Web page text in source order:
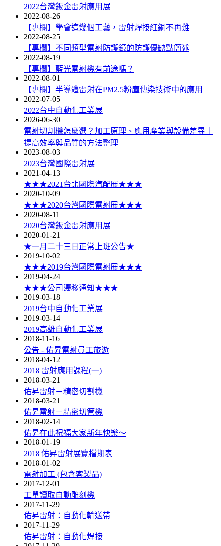
2022台灣鈑金雷射應用展
2022-08-26
【專欄】學會這幾個工藝，雷射焊接紅銅不再難
2022-08-25
【專欄】不同類型雷射防護鏡的防護優缺點簡述
2022-08-19
【專欄】藍光雷射機有前途嗎？
2022-08-01
【專欄】半導體雷射在PM2.5粉塵傳染技術中的應用
2022-07-05
2022台中自動化工業展
2026-06-30
雷射切割機怎麼選？加工原理、應用產業與設備差異｜
提高效率與品質的方法整理
2023-08-03
2023台灣國際雷射展
2021-04-13
★★★2021台北國際汽配展★★★
2020-10-09
★★★2020台灣國際雷射展★★★
2020-08-11
2020台灣鈑金雷射應用展
2020-01-21
★一月二十三日正常上班公告★
2019-10-02
★★★2019台灣國際雷射展★★★
2019-04-24
★★★公司遷移通知★★★
2019-03-18
2019台中自動化工業展
2019-03-14
2019高雄自動化工業展
2018-11-16
公告 - 佑昇雷射員工旅遊
2018-04-12
2018 雷射應用課程(一)
2018-03-21
佑昇雷射－精密切割機
2018-03-21
佑昇雷射－精密切管機
2018-02-14
佑昇在此祝福大家新年快樂～
2018-01-19
2018 佑昇雷射展覽檔期表
2018-01-02
雷射加工 (包含客製品)
2017-12-01
工單讀取自動雕刻機
2017-11-29
佑昇雷射：自動化輸送帶
2017-11-29
佑昇雷射：自動化焊接